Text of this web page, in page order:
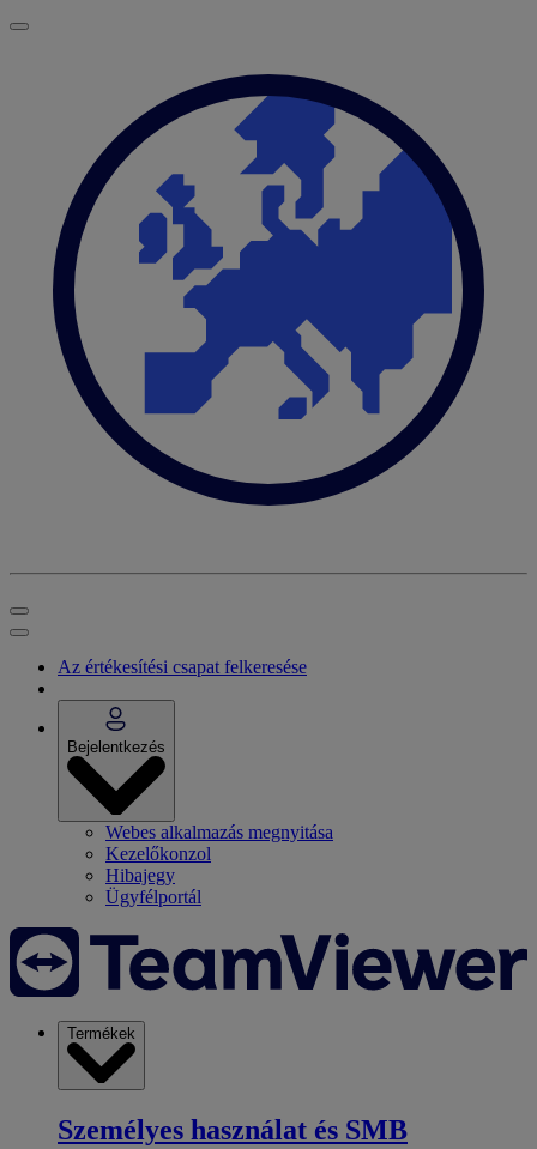
Az értékesítési csapat felkeresése
Bejelentkezés
Webes alkalmazás megnyitása
Kezelőkonzol
Hibajegy
Ügyfélportál
Termékek
Személyes használat és SMB